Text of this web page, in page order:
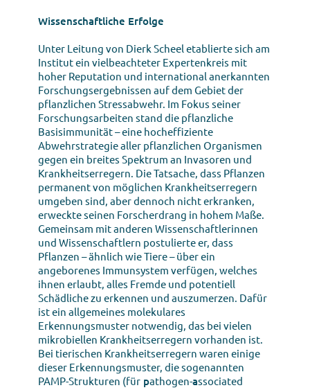
Wissenschaftliche Erfolge
Unter Leitung von Dierk Scheel etablierte sich am
Institut ein vielbeachteter Expertenkreis mit
hoher Reputation und international anerkannten
Forschungsergebnissen auf dem Gebiet der
pflanzlichen Stressabwehr. Im Fokus seiner
Forschungsarbeiten stand die pflanzliche
Basisimmunität – eine hocheffiziente
Abwehrstrategie aller pflanzlichen Organismen
gegen ein breites Spektrum an Invasoren und
Krankheitserregern. Die Tatsache, dass Pflanzen
permanent von möglichen Krankheitserregern
umgeben sind, aber dennoch nicht erkranken,
erweckte seinen Forscherdrang in hohem Maße.
Gemeinsam mit anderen Wissenschaftlerinnen
und Wissenschaftlern postulierte er, dass
Pflanzen – ähnlich wie Tiere – über ein
angeborenes Immunsystem verfügen, welches
ihnen erlaubt, alles Fremde und potentiell
Schädliche zu erkennen und auszumerzen. Dafür
ist ein allgemeines molekulares
Erkennungsmuster notwendig, das bei vielen
mikrobiellen Krankheitserregern vorhanden ist.
Bei tierischen Krankheitserregern waren einige
dieser Erkennungsmuster, die sogenannten
PAMP-Strukturen (für pathogen-associated